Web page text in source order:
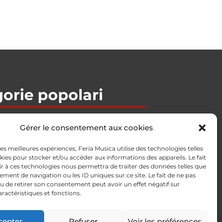
Gérer le consentement aux cookies
meilleures expériences, Feria Musica utilise des technologies telles
pour stocker et/ou accéder aux informations des appareils. Le fait
à ces technologies nous permettra de traiter des données telles que
de navigation ou les ID uniques sur ce site. Le fait de ne pas
de retirer son consentement peut avoir un effet négatif sur
et fonctions.
popolari
Per­cu­sion